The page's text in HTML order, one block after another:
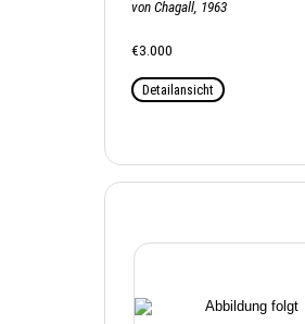
von Chagall, 1963
€3.000
Detailansicht